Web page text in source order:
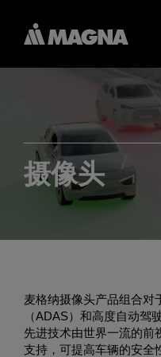
摄像头
麦格纳摄像头产品组合对
（ADAS）和高度自动驾
先进技术由世界一流的前
支持，可提高车辆的安全